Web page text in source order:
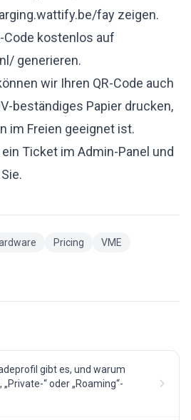
fay zeigen.
Code kostenlos auf
generieren.
wir Ihren QR-Code auch
beständiges Papier drucken,
im Freien geeignet ist.
Ticket im Admin-Panel und
Pricing
VME
gibt es, und warum
“ oder „Roaming“-